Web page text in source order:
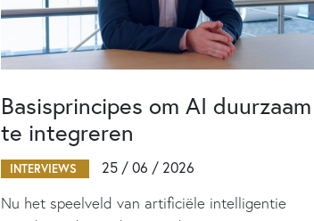
Basisprincipes om AI duurzaam
te integreren
INTERVIEWS
25 / 06 / 2026
Nu het speelveld van artificiële intelligentie